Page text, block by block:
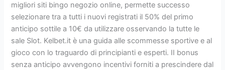
migliori siti bingo negozio online, permette successo
selezionare tra a tutti i nuovi registrati il 50% del primo
anticipo sottile a 10€ da utilizzare osservando la tutte le
sale Slot. Kelbet.it è una guida alle scommesse sportive e al
gioco con lo traguardo di principianti e esperti. II bonus
senza anticipo avvengono incentivi forniti a prescindere dal